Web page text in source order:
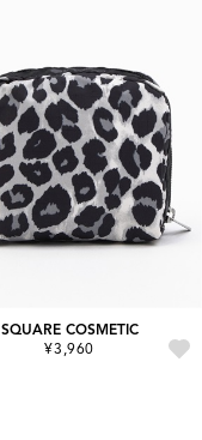
SQUARE COSMETIC
¥3,960